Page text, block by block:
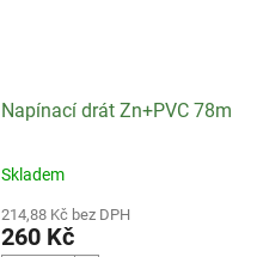
Napínací drát Zn+PVC 78m
Průměrné
produktu
je
Skladem
214,88 Kč bez DPH
260 Kč